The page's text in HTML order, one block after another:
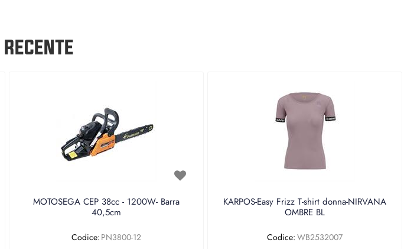
MOTOSEGA CEP 38cc - 1200W- Barra
40,5cm
Codice: PN3800-12
KARPOS-Easy Frizz T-shirt donna-NIRVANA
OMBRE BL
Codice: WB2532007